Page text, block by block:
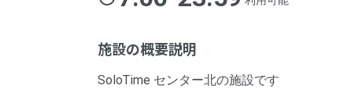
施設の概要説明
SoloTime センター北の施設です